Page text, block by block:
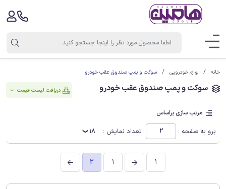
خانه لوازم خودرویی سوکت و پمپ صندوق عقب خودرو
سوکت و پمپ صندوق عقب خودرو دریافت لیست قیمت
مرتب سازی براساس
برو به صفحه : تعداد نمایش : 18
1
1
2